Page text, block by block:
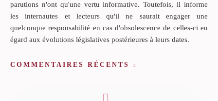
parutions n'ont qu'une vertu informative. Toutefois, il informe
les internautes et lecteurs qu'il ne saurait engager une
quelconque responsabilité en cas d'obsolescence de celles-ci eu
égard aux évolutions législatives postérieures à leurs dates.
COMMENTAIRES RÉCENTS